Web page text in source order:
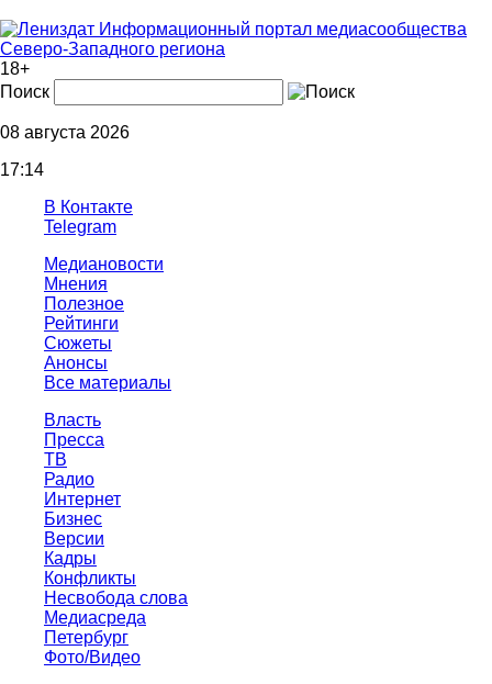
Информационный портал медиасообщества
Северо-Западного региона
18+
Поиск
08 августа 2026
17:14
В Контакте
Telegram
Медиановости
Мнения
Полезное
Рейтинги
Сюжеты
Анонсы
Все материалы
Власть
Пресса
ТВ
Радио
Интернет
Бизнес
Версии
Кадры
Конфликты
Несвобода слова
Медиасреда
Петербург
Фото/Видео